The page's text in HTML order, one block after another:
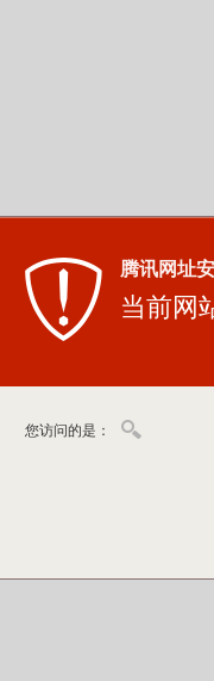
腾讯网址
当前网
您访问的是：